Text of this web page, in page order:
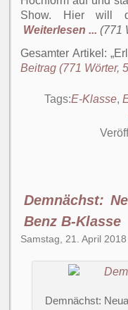
Show. Hier will
Weiterlesen ... (771
Gesamter Artikel:
Beitrag (771 Wörter,
Tags:E-Klasse,
Demnächst:
Benz B-Klasse
Samstag, 21. April 2018
Demnächst: